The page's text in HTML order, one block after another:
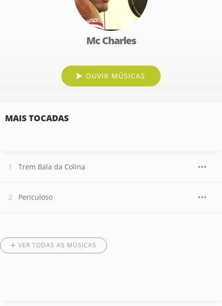
Mc Charles
OUVIR MÚSICAS
MAIS TOCADAS
Trem Bala da Colina
Periculoso
VER TODAS AS MÚSICAS